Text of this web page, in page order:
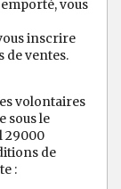
vous
inscrire
de ventes.
volontaires
sous le
29000
de
: